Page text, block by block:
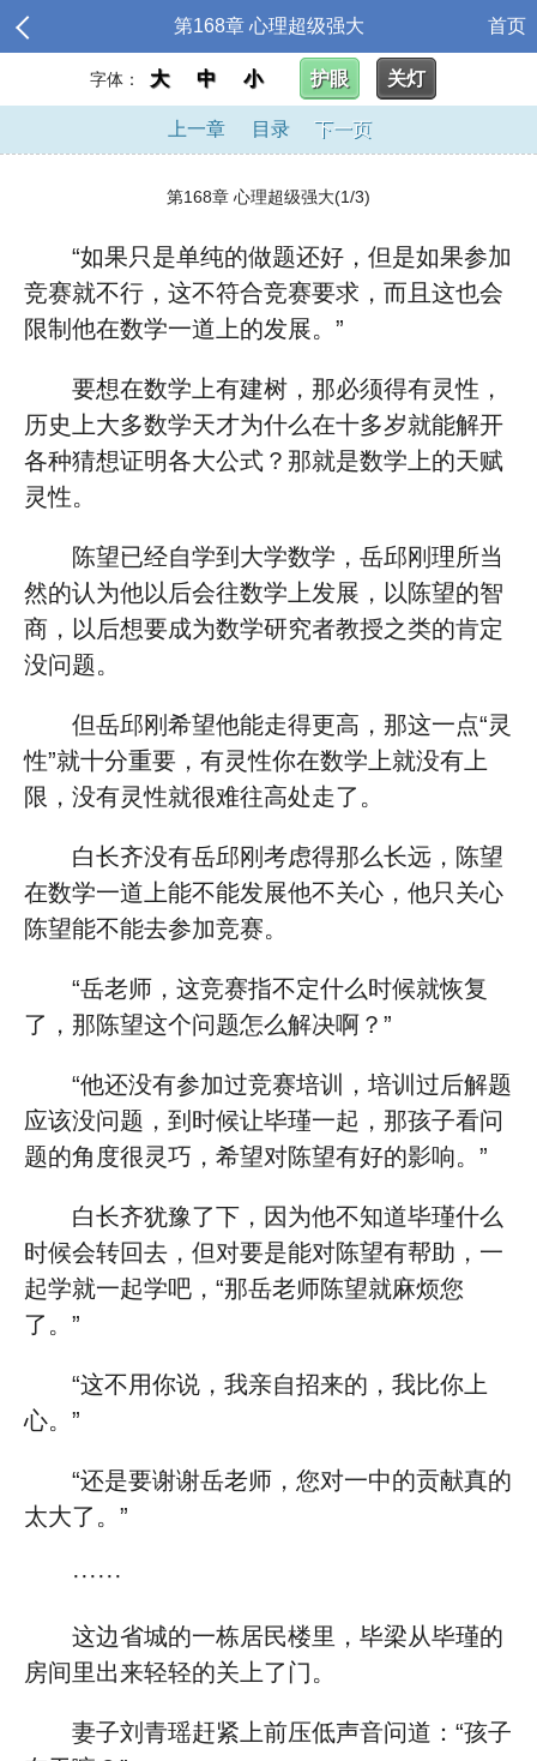
第168章 心理超级强大 首页
字体： 大 中 小 护眼 关灯
上一章 目录 下一页
第168章 心理超级强大(1/3)
“如果只是单纯的做题还好，但是如果参加
竞赛就不行，这不符合竞赛要求，而且这也会
限制他在数学一道上的发展。”
要想在数学上有建树，那必须得有灵性，
历史上大多数学天才为什么在十多岁就能解开
各种猜想证明各大公式？那就是数学上的天赋
灵性。
陈望已经自学到大学数学，岳邱刚理所当
然的认为他以后会往数学上发展，以陈望的智
商，以后想要成为数学研究者教授之类的肯定
没问题。
但岳邱刚希望他能走得更高，那这一点“灵
性”就十分重要，有灵性你在数学上就没有上
限，没有灵性就很难往高处走了。
白长齐没有岳邱刚考虑得那么长远，陈望
在数学一道上能不能发展他不关心，他只关心
陈望能不能去参加竞赛。
“岳老师，这竞赛指不定什么时候就恢复
了，那陈望这个问题怎么解决啊？”
“他还没有参加过竞赛培训，培训过后解题
应该没问题，到时候让毕瑾一起，那孩子看问
题的角度很灵巧，希望对陈望有好的影响。”
白长齐犹豫了下，因为他不知道毕瑾什么
时候会转回去，但对要是能对陈望有帮助，一
起学就一起学吧，“那岳老师陈望就麻烦您
了。”
“这不用你说，我亲自招来的，我比你上
心。”
“还是要谢谢岳老师，您对一中的贡献真的
太大了。”
······
这边省城的一栋居民楼里，毕梁从毕瑾的
房间里出来轻轻的关上了门。
妻子刘青瑶赶紧上前压低声音问道：“孩子